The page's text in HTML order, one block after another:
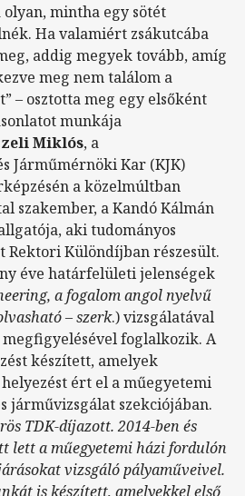
olyan, mintha egy sötét
Ha valamiért zsákutcába
addig megyek tovább, amíg
meg nem találom a
– osztotta meg egy elsőként
munkája
Miklós, a
Járműmérnöki Kar (KJK)
a közelmúltban
szakember, a Kandó Kálmán
aki tudományos
Különdíjban részesült.
éve határfelületi jelenségek
a fogalom angol nyelvű
– szerk.) vizsgálatával
foglalkozik. A
készített, amelyek
ért el a műegyetemi
járművizsgálat szekciójában.
TDK-díjazott. 2014-ben és
lett a műegyetemi házi fordulón
vizsgáló pályaműveivel.
is készített, amelyekkel első